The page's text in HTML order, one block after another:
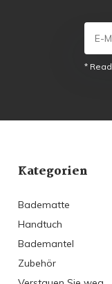
*
Kategorien
Badematte
Handtuch
Bademantel
Zubehör